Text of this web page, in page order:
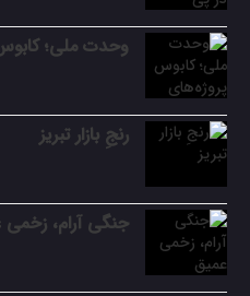
وحدت ملی؛
رنجِ بازار تبریز
جنگی آرام، زخمی